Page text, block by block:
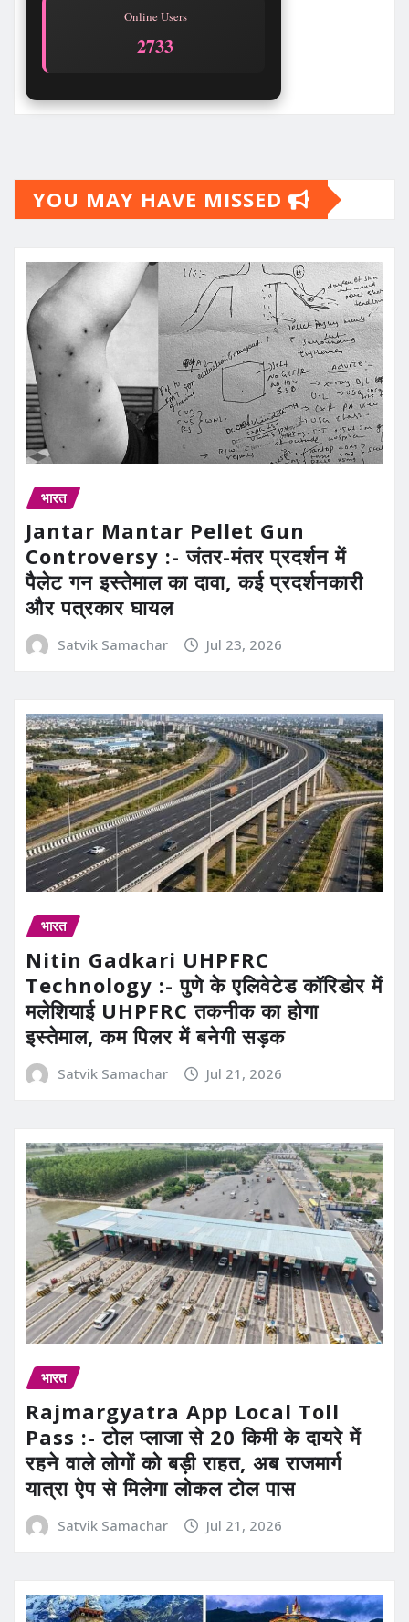
Online Users
2733
YOU MAY HAVE MISSED
भारत
Jantar Mantar Pellet Gun
Controversy :- जंतर-मंतर प्रदर्शन में
पैलेट गन इस्तेमाल का दावा, कई प्रदर्शनकारी
और पत्रकार घायल
Satvik Samachar Jul 23, 2026
भारत
Nitin Gadkari UHPFRC
Technology :- पुणे के एलिवेटेड कॉरिडोर में
मलेशियाई UHPFRC तकनीक का होगा
इस्तेमाल, कम पिलर में बनेगी सड़क
Satvik Samachar Jul 21, 2026
भारत
Rajmargyatra App Local Toll
Pass :- टोल प्लाजा से 20 किमी के दायरे में
रहने वाले लोगों को बड़ी राहत, अब राजमार्ग
यात्रा ऐप से मिलेगा लोकल टोल पास
Satvik Samachar Jul 21, 2026